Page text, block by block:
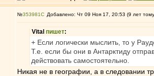
№353981 Добавлено: Чт 09 Ноя 17, 20:53 (9 лет
Vital пишет:
+ Если логически мыслить, то у
Т.е. если бы они в Антарктиду
действовать самостоятельно.
Никая не в географии, а в следовании